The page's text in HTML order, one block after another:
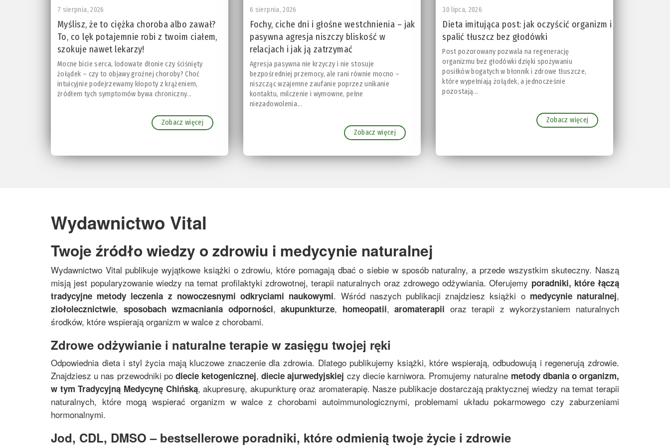
7 sierpnia, 2026
Myślisz, że to ciężka choroba albo zawał?
To, co lęk potajemnie robi z twoim ciałem,
szokuje nawet lekarzy!
Mocne bicie serca, lodowate dłonie czy ściśnięty
żołądek – czy to objawy groźnej choroby? Choć
intuicyjnie podejrzewamy kłopoty z krążeniem,
źródłem tych symptomów bywa chroniczny...
Zobacz więcej
6 sierpnia, 2026
Fochy, ciche dni i głośne westchnienia – jak
pasywna agresja niszczy bliskość w
relacjach i jak ją zatrzymać
Agresja pasywna nie krzyczy i nie stosuje
bezpośredniej przemocy, ale rani równie mocno –
niszcząc wzajemne zaufanie poprzez unikanie
kontaktu, milczenie i wymowne, pełne
niezadowolenia...
Zobacz więcej
30 lipca, 2026
Dieta imitująca post: jak oczyścić organizm i
spalić tłuszcz bez głodówki
Post pozorowany pozwala na regenerację
organizmu bez głodówki dzięki spożywaniu
posiłków bogatych w błonnik i zdrowe tłuszcze,
które wypełniają żołądek, a jednocześnie
pozostają...
Zobacz więcej
Wydawnictwo Vital
Twoje źródło wiedzy o zdrowiu i medycynie naturalnej
Wydawnictwo Vital publikuje wyjątkowe książki o zdrowiu, które pomagają dbać o siebie w sposób naturalny, a przede wszystkim skuteczny. Naszą
misją jest popularyzowanie wiedzy na temat profilaktyki zdrowotnej, terapii naturalnych oraz zdrowego odżywiania. Oferujemy poradniki, które łączą
tradycyjne metody leczenia z nowoczesnymi odkryciami naukowymi. Wśród naszych publikacji znajdziesz książki o medycynie naturalnej,
ziołolecznictwie, sposobach wzmacniania odporności,akupunkturze, homeopatii,aromaterapii oraz terapii z wykorzystaniem naturalnych
środków, które wspierają organizm w walce z chorobami.
Zdrowe odżywianie i naturalne terapie w zasięgu twojej ręki
Odpowiednia dieta i styl życia mają kluczowe znaczenie dla zdrowia. Dlatego publikujemy książki, które wspierają, odbudowują i regenerują zdrowie.
Znajdziesz u nas przewodniki po diecie ketogenicznej,diecie ajurwedyjskiej czy diecie karniwora. Promujemy naturalne metody dbania o organizm,
w tymTradycyjną Medycynę Chińską, akupresurę, akupunkturę oraz aromaterapię. Nasze publikacje dostarczają praktycznej wiedzy na temat terapii
naturalnych, które mogą wspierać organizm w walce z chorobami autoimmunologicznymi, problemami układu pokarmowego czy zaburzeniami
hormonalnymi.
Jod, CDL, DMSO – bestsellerowe poradniki, które odmienią twoje życie i zdrowie